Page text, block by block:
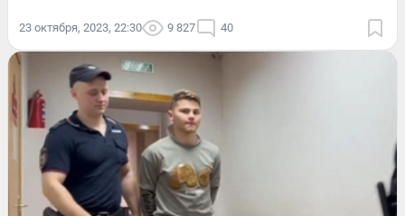
23 октября, 2023, 22:30 9 827 40